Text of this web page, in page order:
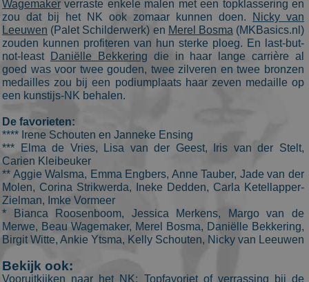
Wagemaker verraste enkele malen met een topklassering en
zou dat bij het NK ook zomaar kunnen doen.
Nicky van
Leeuwen (Palet Schilderwerk) en Merel Bosma (MKBasics.nl)
zouden kunnen profiteren van hun sterke ploeg. En last-but-
not-least
Daniëlle Bekkering die in haar lange carrière al
goed was voor twee gouden, twee zilveren en twee bronzen
medailles zou bij een podiumplaats haar zeven medaille op
een kunstijs-NK behalen.
De favorieten:
**** Irene Schouten en Janneke Ensing
*** Elma de Vries, Lisa van der Geest, Iris van der Stelt,
Carien Kleibeuker
** Aggie Walsma, Emma Engbers, Anne Tauber, Jade van der
Molen, Corina Strikwerda, Ineke Dedden, Carla Ketellapper-
Zielman, Imke Vormeer
* Bianca Roosenboom, Jessica Merkens, Margo van de
Merwe, Beau Wagemaker, Merel Bosma, Daniëlle Bekkering,
Birgit Witte, Ankie Ytsma, Kelly Schouten, Nicky van Leeuwen
Bekijk ook:
Vooruitkijken naar het NK: Topfavoriet of verrassing bij de
visitor,
session and
campaign
data for the
sites
reports. By
default it is
set to expire
after 2 years,
_gid
Google LLC
1 dag
This cookie
asssociated
with Google
Universal
This appears
to be a new
cookie and
of Spring
2017 no
from Google.